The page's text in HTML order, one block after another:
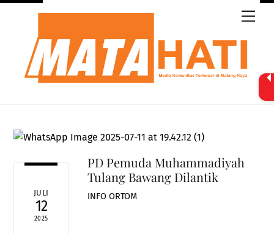
Skip
JULI
12
2025
PD Pemuda Muhammadiyah
Tulang Bawang Dilantik
INFO ORTOM